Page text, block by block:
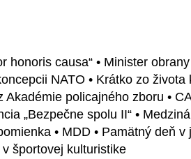
honoris causa“ • Minister
NATO • Krátko zo
policajného zboru •
„Bezpečne spolu II“ •
• MDD • Pamätný
športovej kulturistike